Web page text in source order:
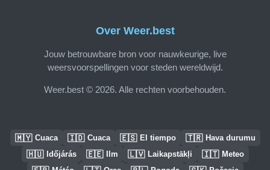
Over Weer.best
Jouw betrouwbare bron voor nauwkeurige, live
weersvoorspellingen voor steden wereldwijd.
Weer.best © 2026. Alle rechten voorbehouden.
🇲🇾 Cuaca 🇮🇩 Cuaca 🇪🇸 El tiempo 🇹🇷 Hava durumu
🇭🇺 Időjárás 🇪🇪 Ilm 🇱🇻 Laikapstākļi 🇮🇹 Meteo